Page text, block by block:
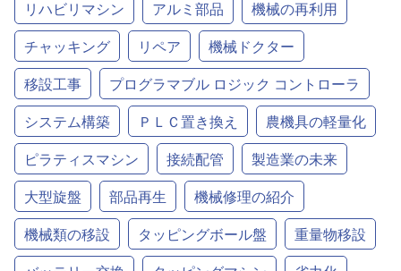
リハビリマシン アルミ部品
機械の再利用
チャッキング
リペア
機械ドクター
移設工事
プログラマブル ロジック コントローラ
システム構築
ＰＬＣ置き換え
農機具の軽量化
ピラティスマシン
接続配管
製造業の未来
大型旋盤
部品再生
機械修理の紹介
機械類の移設
タッピングボール盤
重量物移設